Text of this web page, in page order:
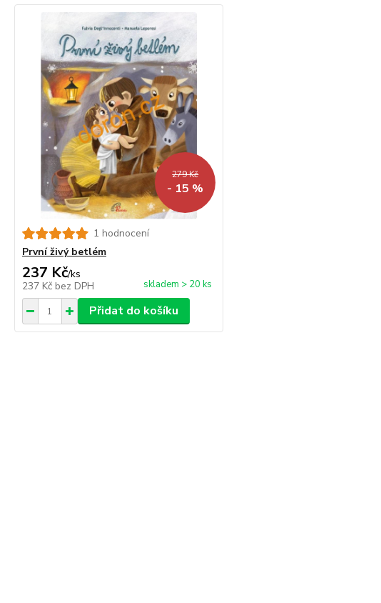
279 Kč
- 15 %
1 hodnocení
První živý betlém
237 Kč/ks
237 Kč bez DPH skladem > 20 ks
Přidat do košíku